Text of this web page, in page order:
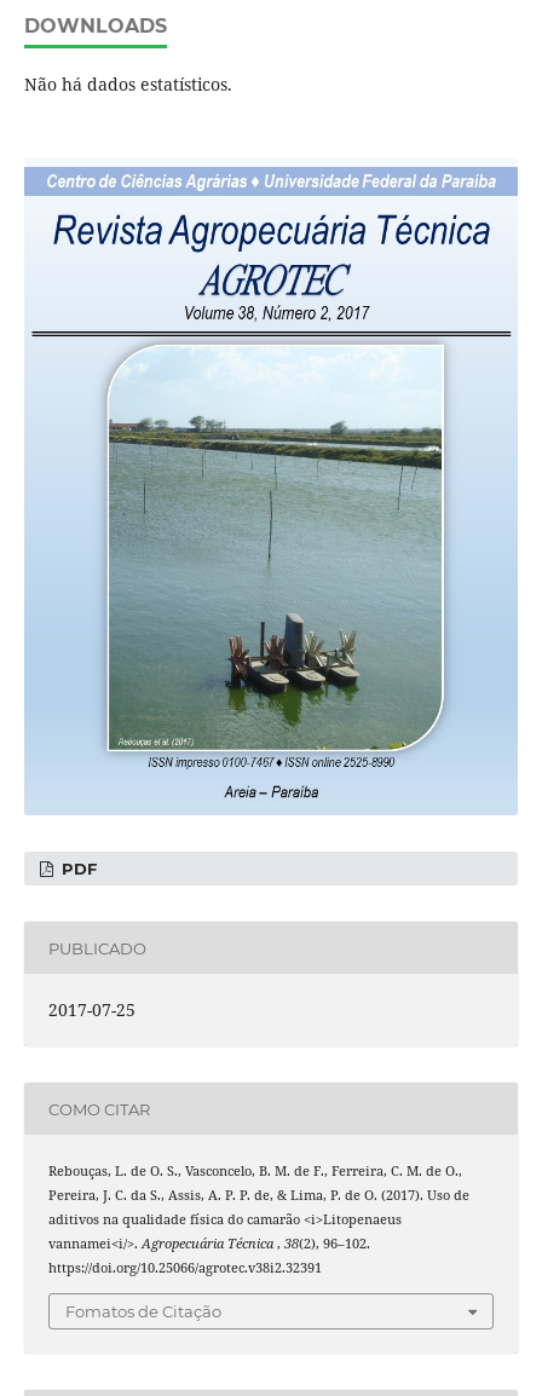
DOWNLOADS
Não há dados estatísticos.
PDF
PUBLICADO
2017-07-25
COMO CITAR
Rebouças, L. de O. S., Vasconcelo, B. M. de F., Ferreira, C. M. de O.,
Pereira, J. C. da S., Assis, A. P. P. de, & Lima, P. de O. (2017). Uso de
aditivos na qualidade física do camarão <i>Litopenaeus
vannamei<i/>.Agropecuária Técnica , 38(2), 96–102.
https://doi.org/10.25066/agrotec.v38i2.32391
Fomatos de Citação